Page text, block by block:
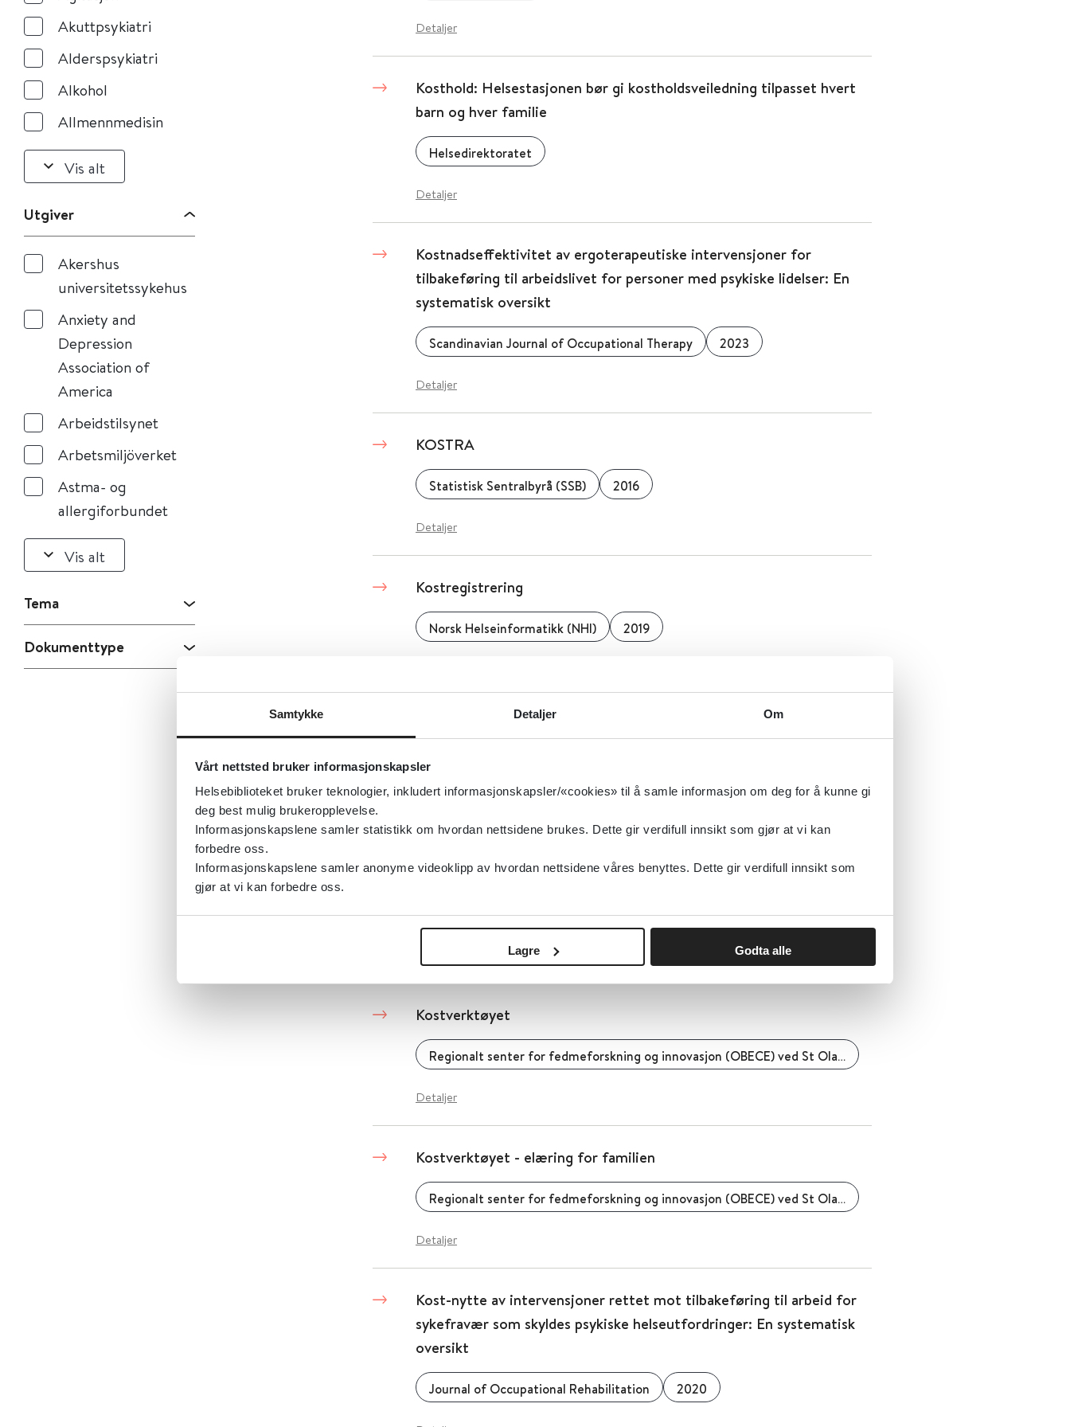
Samtykke Detaljer Om
Vårt nettsted bruker informasjonskapsler
Helsebiblioteket bruker teknologier, inkludert informasjonskapsler/«cookies» til å samle informasjon om deg for å kunne gi
deg best mulig brukeropplevelse.
Informasjonskapslene samler statistikk om hvordan nettsidene brukes. Dette gir verdifull innsikt som gjør at vi kan
forbedre oss.
Informasjonskapslene samler anonyme videoklipp av hvordan nettsidene våres benyttes. Dette gir verdifull innsikt som
gjør at vi kan forbedre oss.
Lagre Godta alle
Akuttpsykiatri
Alderspsykiatri
Alkohol
Allmennmedisin
Vis alt
Utgiver
Akershus
universitetssykehus
Anxiety and
Depression
Association of
America
Arbeidstilsynet
Arbetsmiljöverket
Astma- og
allergiforbundet
Vis alt
Tema
Dokumenttype
Detaljer
Kosthold: Helsestasjonen bør gi kostholdsveiledning tilpasset hvert
barn og hver familie
Helsedirektoratet
Detaljer
Kostnadseffektivitet av ergoterapeutiske intervensjoner for
tilbakeføring til arbeidslivet for personer med psykiske lidelser: En
systematisk oversikt
Scandinavian Journal of Occupational Therapy 2023
Detaljer
KOSTRA
Statistisk Sentralbyrå (SSB) 2016
Detaljer
Kostregistrering
Norsk Helseinformatikk (NHI) 2019
Cochrane Library
Kosttilskudd - forskrifter
Helse- og omsorgsdepartementet (HOD)
Kostverktøyet
Regionalt senter for fedmeforskning og innovasjon (OBECE) ved St Olavs hospital
Detaljer
Kostverktøyet - elæring for familien
Regionalt senter for fedmeforskning og innovasjon (OBECE) ved St Olavs hospital
Detaljer
Kost-nytte av intervensjoner rettet mot tilbakeføring til arbeid for
sykefravær som skyldes psykiske helseutfordringer: En systematisk
oversikt
Journal of Occupational Rehabilitation 2020